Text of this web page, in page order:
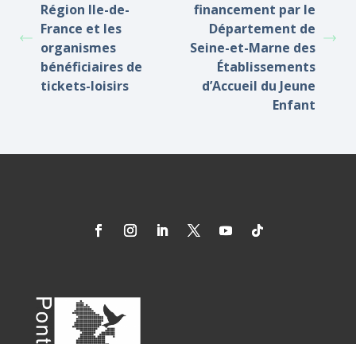
Région Ile-de-
France et les
organismes
bénéficiaires de
tickets-loisirs
financement par le
Département de
Seine-et-Marne des
Établissements
d’Accueil du Jeune
Enfant